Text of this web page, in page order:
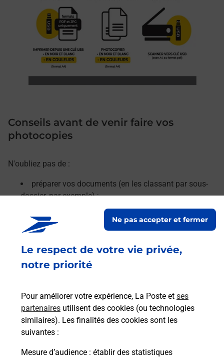
Le respect de votre vie privée,
notre priorité
Pour améliorer votre expérience, La Poste et ses
partenaires utilisent des cookies (ou technologies
similaires). Les finalités des cookies sont les
suivantes :
Mesure d’audience : établir des statistiques
Ne pas accepter et fermer
Conseils avant de venir faire vos
photocopies
N'oubliez pas de :
préparer vos documents (en les classant par sous-
dossier, par exemple) ;
retirer les agrafes, trombones et décorner vos pages.
Le lien s'ouvre dans un nouvel onglet
Services
En savoir plus